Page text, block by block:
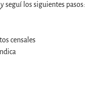
y seguí los siguientes pasos:
censales